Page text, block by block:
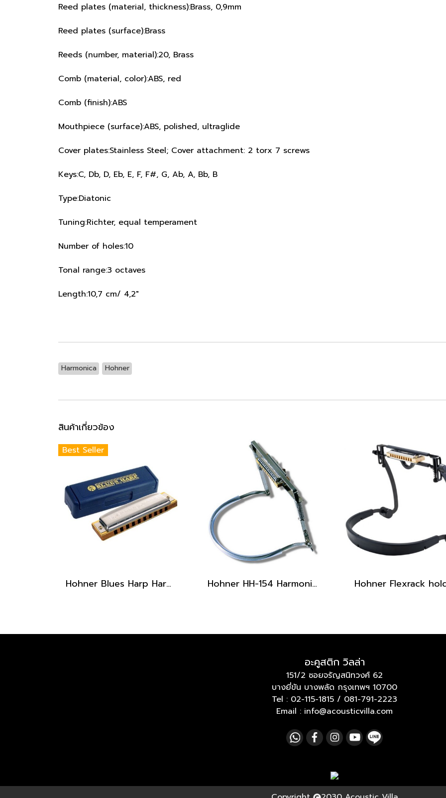
Reed plates (material, thickness):Brass, 0,9mm
Reed plates (surface):Brass
Reeds (number, material):20, Brass
Comb (material, color):ABS, red
Comb (finish):ABS
Mouthpiece (surface):ABS, polished, ultraglide
Cover plates:Stainless Steel; Cover attachment: 2 torx 7 screws
Keys:C, Db, D, Eb, E, F, F#, G, Ab, A, Bb, B
Type:Diatonic
Tuning:Richter, equal temperament
Number of holes:10
Tonal range:3 octaves
Length:10,7 cm/ 4,2"
Harmonica Hohner
สินค้าเกี่ยวข้อง
Best Seller
Hohner Blues Harp Harmonica Hohner HH-154 Harmonica Holder Hohner Flexrack
อะคูสติก วิลล่า
151/2 ซอยจรัญสนิทวงศ์ 62
บางยี่ขัน บางพลัด กรุงเทพฯ 10700
Tel : 02-115-1815 / 081-791-2223
Email : info@acousticvilla.com